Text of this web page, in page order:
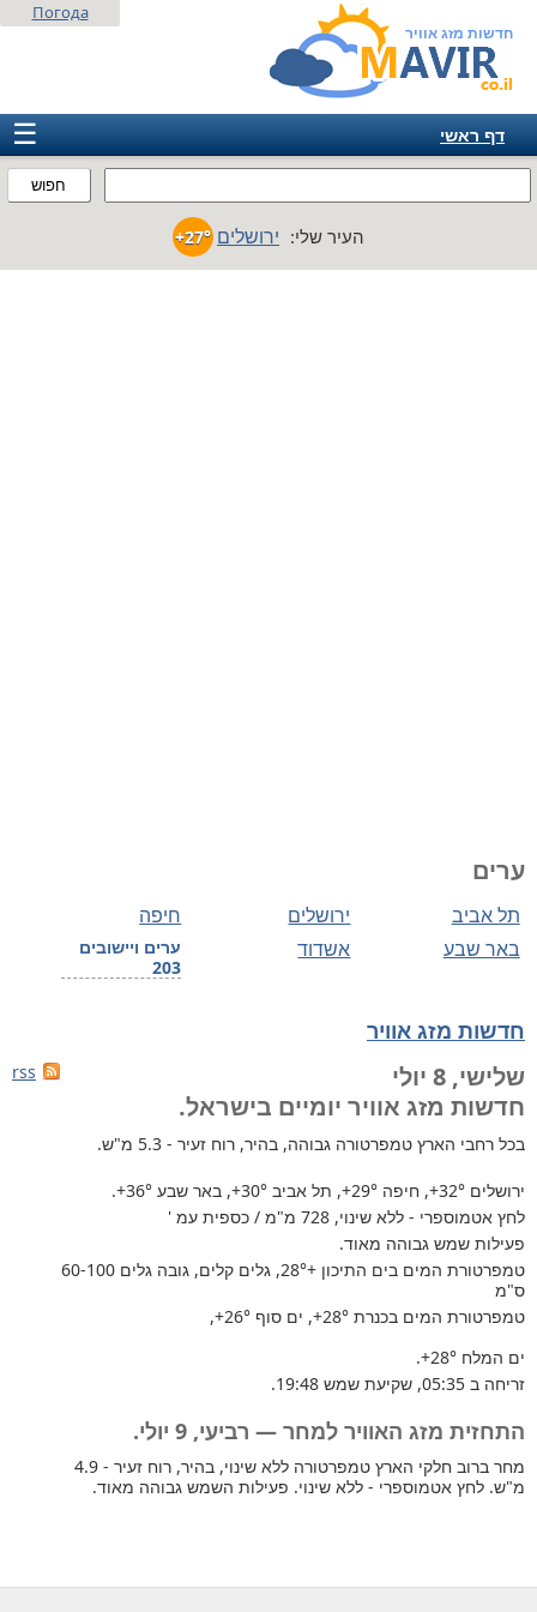
חדשות מזג אוויר
חפוש
Погода
☰
דף ראשי
אמריקה
העיר שלי: ירושלים +27°
ערים
חיפה ירושלים תל אביב
ערים ויישובים
203
אשדוד באר שבע
חדשות מזג אוויר
rss
שלישי, 8 יולי
חדשות מזג אוויר יומיים בישראל.
בכל רחבי הארץ טמפרטורה גבוהה, בהיר, רוח זעיר - 5.3 מ"ש.
ירושלים +32°, חיפה +29°, תל אביב +30°, באר שבע +36°
.
לחץ אטמוספרי - ללא שינוי, 728 מ"מ / כספית עמ '
פעילות שמש גבוהה מאוד.
טמפרטורת המים בים התיכון +28°
, גלים קלים, גובה גלים 60-100
ס"מ
טמפרטורת המים בכנרת +28°, ים סוף +26°
,
ים המלח +28°
.
זריחה ב 05:35, שקיעת שמש 19:48.
התחזית מזג האוויר למחר — רביעי, 9 יולי.
מחר ברוב חלקי הארץ טמפרטורה ללא שינוי, בהיר, רוח זעיר - 4.9
מ"ש. לחץ אטמוספרי - ללא שינוי. פעילות השמש גבוהה מאוד.